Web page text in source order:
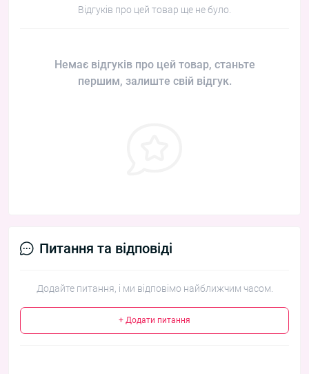
Відгуків про цей товар ще не було.
Немає відгуків про цей товар, станьте
першим, залиште свій відгук.
Питання та відповіді
Додайте питання, і ми відповімо найближчим часом.
+ Додати питання